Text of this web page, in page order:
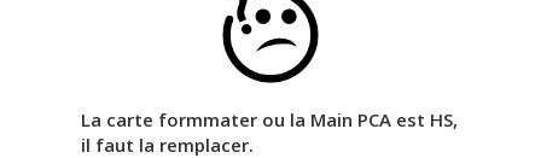
La carte formmater ou la Main PCA est HS,
il faut la remplacer.